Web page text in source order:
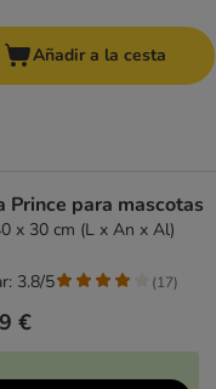
Añadir a la cesta
Prince para mascotas
x 30 cm (L x An x Al)
€
3.8/5 (17)